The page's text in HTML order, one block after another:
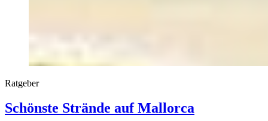
Ratgeber
Schönste Strände auf Mallorca